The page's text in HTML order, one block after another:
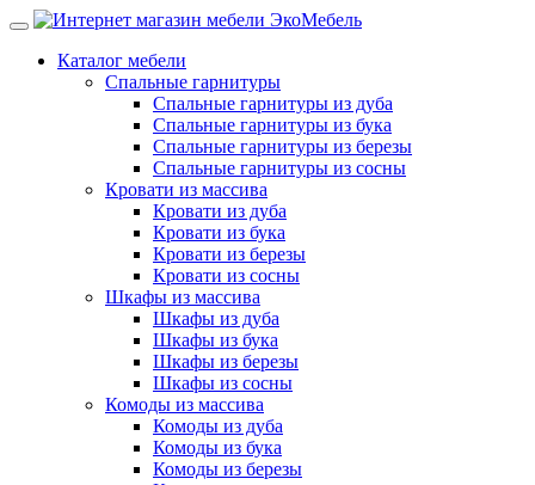
Каталог мебели
Спальные гарнитуры
Спальные гарнитуры из дуба
Спальные гарнитуры из бука
Спальные гарнитуры из березы
Спальные гарнитуры из сосны
Кровати из массива
Кровати из дуба
Кровати из бука
Кровати из березы
Кровати из сосны
Шкафы из массива
Шкафы из дуба
Шкафы из бука
Шкафы из березы
Шкафы из сосны
Комоды из массива
Комоды из дуба
Комоды из бука
Комоды из березы